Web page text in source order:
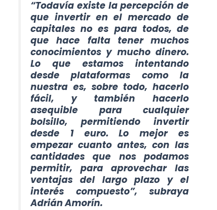
“Todavía existe la percepción de
que invertir en el mercado de
capitales no es para todos, de
que hace falta tener muchos
conocimientos y mucho dinero.
Lo que estamos intentando
desde plataformas como la
nuestra es, sobre todo, hacerlo
fácil, y también hacerlo
asequible para cualquier
bolsillo, permitiendo invertir
desde 1 euro. Lo mejor es
empezar cuanto antes, con las
cantidades que nos podamos
permitir, para aprovechar las
ventajas del largo plazo y el
interés compuesto”, subraya
Adrián Amorín.